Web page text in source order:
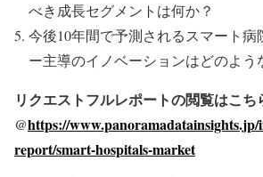
べき成長セグメントは何か？
今後10年間で予測されるスマート病
ー主導のイノベーションはどのよう
リクエストフルレポートの閲覧はこち
@https://
report/smart-hospitals-market